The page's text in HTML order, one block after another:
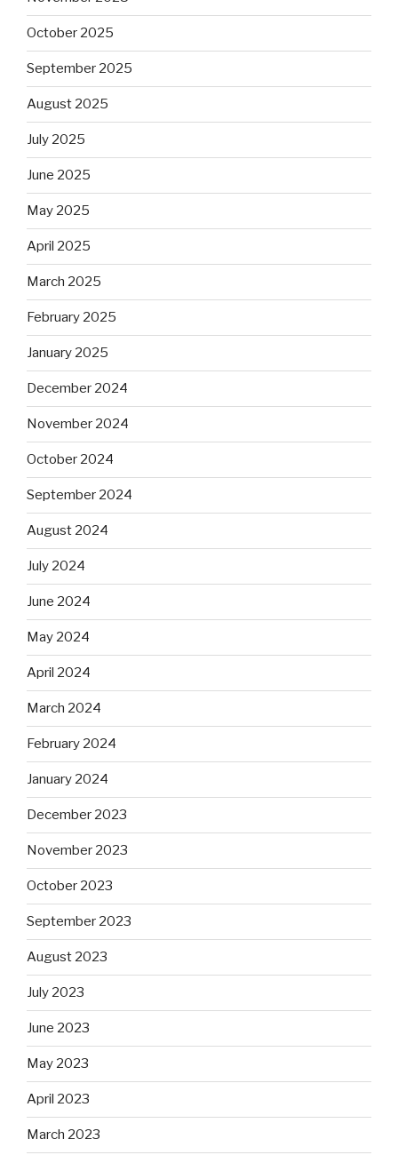
October 2025
September 2025
August 2025
July 2025
June 2025
May 2025
April 2025
March 2025
February 2025
January 2025
December 2024
November 2024
October 2024
September 2024
August 2024
July 2024
June 2024
May 2024
April 2024
March 2024
February 2024
January 2024
December 2023
November 2023
October 2023
September 2023
August 2023
July 2023
June 2023
May 2023
April 2023
March 2023